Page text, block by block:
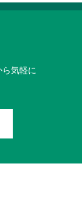
ら気軽に